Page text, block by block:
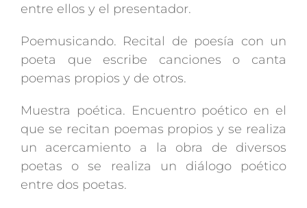
entre ellos y el presentador.
Poemusicando. Recital de poesía con un
poeta que escribe canciones o canta
poemas propios y de otros.
Muestra poética. Encuentro poético en el
que se recitan poemas propios y se realiza
un acercamiento a la obra de diversos
poetas o se realiza un diálogo poético
entre dos poetas.